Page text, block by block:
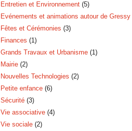
Entretien et Environnement (5)
Evénements et animations autour de Gressy
Fêtes et Cérémonies (3)
Finances (1)
Grands Travaux et Urbanisme (1)
Mairie (2)
Nouvelles Technologies (2)
Petite enfance (6)
Sécurité (3)
Vie associative (4)
Vie sociale (2)